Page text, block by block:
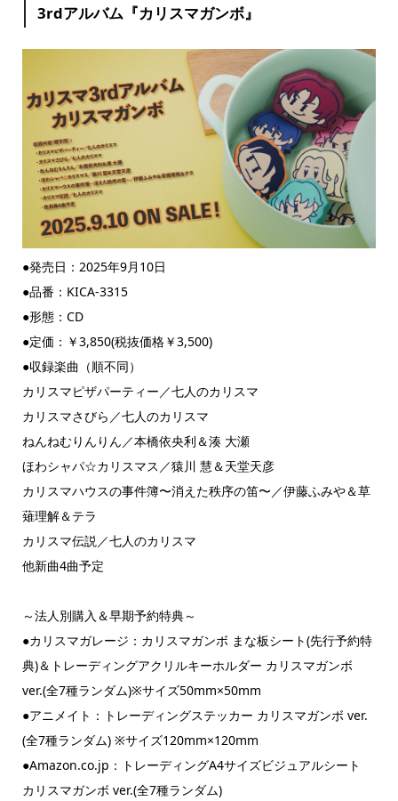
3rdアルバム『カリスマガンボ』
●発売日：2025年9月10日
●品番：KICA-3315
●形態：CD
●定価：￥3,850(税抜価格￥3,500)
●収録楽曲（順不同）
カリスマピザパーティー／七人のカリスマ
カリスマさびら／七人のカリスマ
ねんねむりんりん／本橋依央利＆湊 大瀬
ほわシャパ☆カリスマス／猿川 慧＆天堂天彦
カリスマハウスの事件簿〜消えた秩序の笛〜／伊藤ふみや＆草
薙理解＆テラ
カリスマ伝説／七人のカリスマ
他新曲4曲予定
～法人別購入＆早期予約特典～
●カリスマガレージ：カリスマガンボ まな板シート(先行予約特
典)＆トレーディングアクリルキーホルダー カリスマガンボ
ver.(全7種ランダム)※サイズ50mm×50mm
●アニメイト：トレーディングステッカー カリスマガンボ ver.
(全7種ランダム) ※サイズ120mm×120mm
●Amazon.co.jp：トレーディングA4サイズビジュアルシート
カリスマガンボ ver.(全7種ランダム)